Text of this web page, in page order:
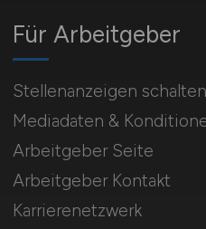
Für Arbeitgeber
Stellenanzeigen schalten
Mediadaten &
Arbeitgeber Seite
Arbeitgeber Kontakt
Karrierenetzwerk